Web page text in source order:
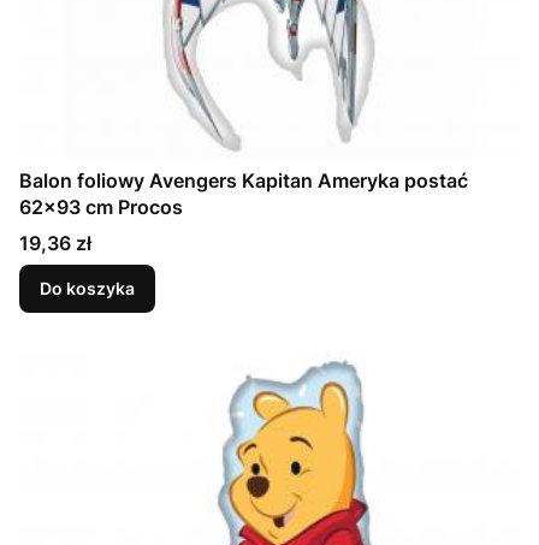
Balon foliowy Avengers Kapitan Ameryka postać
62x93 cm Procos
Cena
19,36 zł
Do koszyka